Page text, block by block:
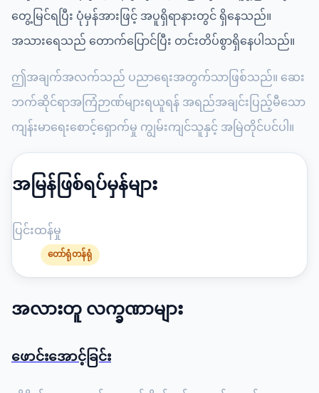
တွေ့မြင်ရပြီး ပုံမှန်အားဖြင့် အပူရှိရာနားတွင် ရှိနေသည်။
အသားရေသည် တောက်ပြောင်ပြီး တင်းတိပ်စွာရှိနေပါသည်။
ဤအချက်အလက်သည် ပညာရေးအတွက်သာဖြစ်သည်။ ဆေး
ဘက်ဆိုင်ရာအကြံဉာဏ်များရယူရန် အရည်အချင်းပြည့်မီသော
ကျန်းမာရေးစောင့်ရှောက်မှု ကျွမ်းကျင်သူနှင့် အမြဲတိုင်ပင်ပါ။
အမြန်ဖြစ်ရပ်မှန်များ
ပြင်းထန်မှု
တော်ရုံတန်ရုံ
အလားတူ လက္ခဏာများ
ဖောင်းအောင့်ခြင်း